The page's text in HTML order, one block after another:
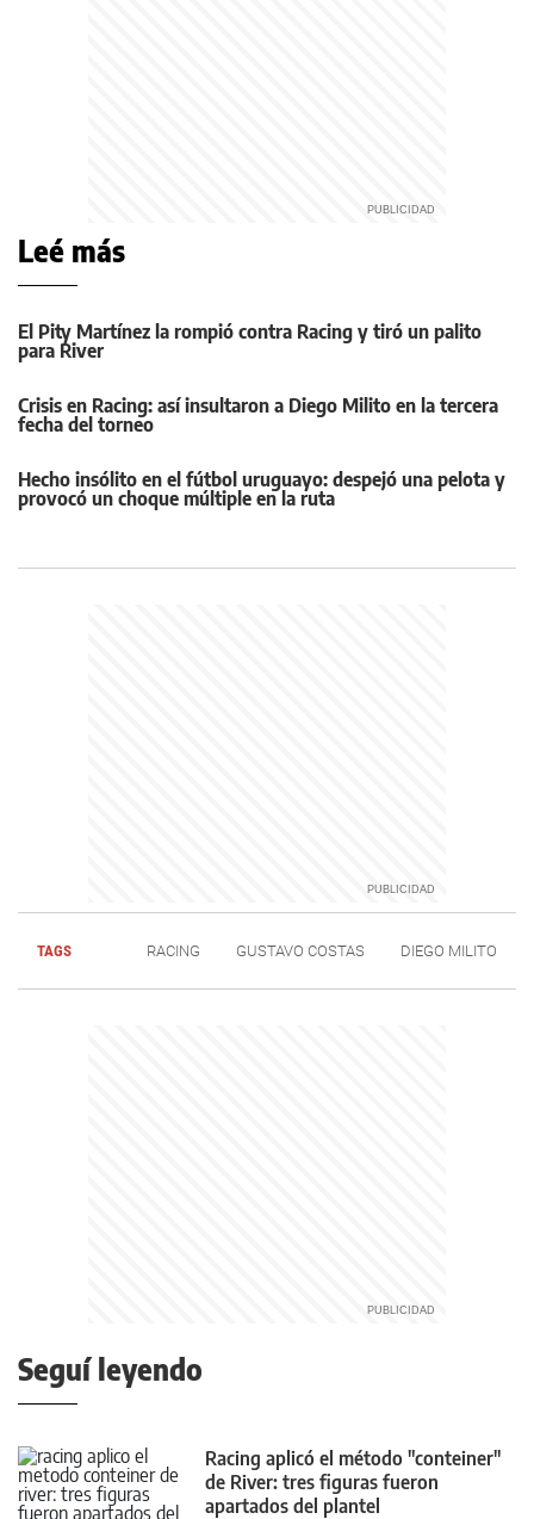
Leé más
El Pity Martínez la rompió contra Racing y tiró un palito
para River
Crisis en Racing: así insultaron a Diego Milito en la tercera
fecha del torneo
Hecho insólito en el fútbol uruguayo: despejó una pelota y
provocó un choque múltiple en la ruta
TAGS RACING GUSTAVO COSTAS DIEGO MILITO
Seguí leyendo
Racing aplicó el método "conteiner"
de River: tres figuras fueron
apartados del plantel